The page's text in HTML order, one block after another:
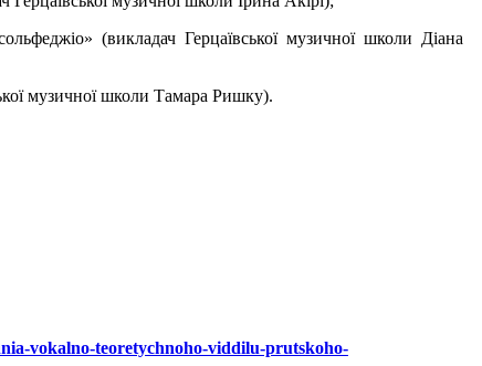
(викладач Герцаївської музичної школи Діана
музичної школи Тамара Ришку).
vokalno-teoretychnoho-viddilu-prutskoho-